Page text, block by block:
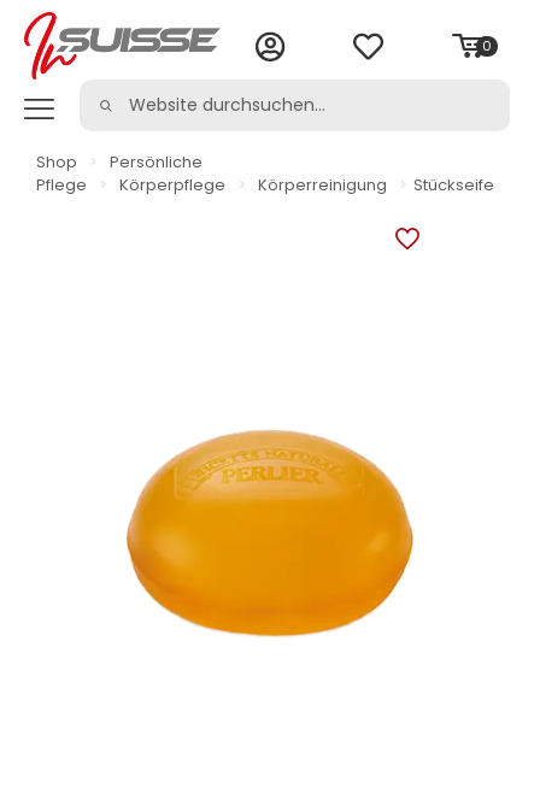
0
Shop >
Persönliche
Pflege
> Körperpflege > Körperreinigung > Stückseife